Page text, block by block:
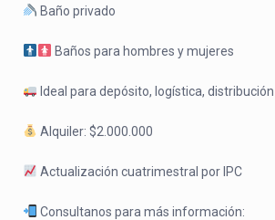
Baño privado
Baños para hombres y mujeres
Ideal para depósito, logística,
Alquiler: $2.000.000
Actualización cuatrimestral por IPC
Consultanos para más información: